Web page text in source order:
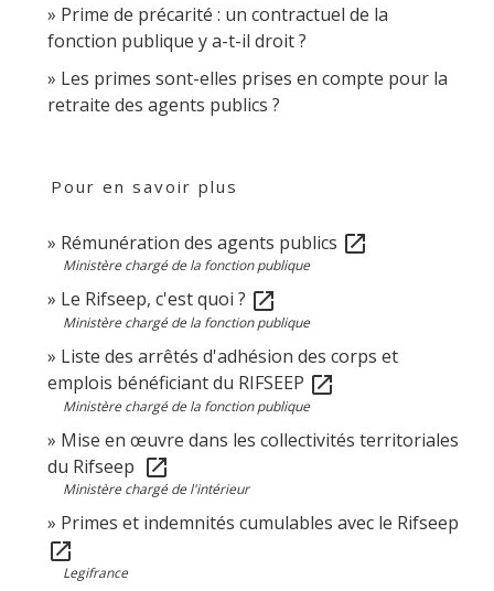
Prime de précarité : un contractuel de la
fonction publique y a-t-il droit ?
Les primes sont-elles prises en compte pour la
retraite des agents publics ?
Pour en savoir plus
Rémunération des agents publics open_in_new
Ministère chargé de la fonction publique
Le Rifseep, c'est quoi ? open_in_new
Ministère chargé de la fonction publique
Liste des arrêtés d'adhésion des corps et
emplois bénéficiant du RIFSEEP open_in_new
Ministère chargé de la fonction publique
Mise en œuvre dans les collectivités territoriales
du Rifseep
open_in_new
Ministère chargé de l'intérieur
Primes et indemnités cumulables avec le Rifseep
open_in_new
Legifrance